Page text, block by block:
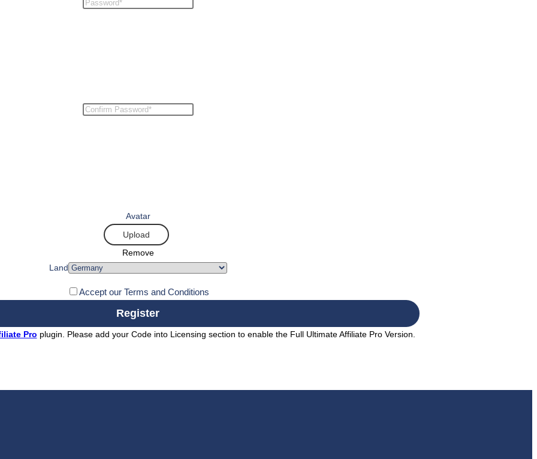
Avatar
Upload
Remove
Land
Accept our Terms and Conditions
Pro plugin. Please add your Code into Licensing section to enable the Full Ultimate Affiliate Pro Version.